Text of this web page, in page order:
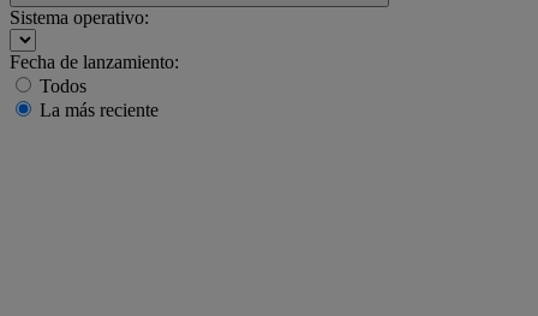
Sistema operativo:
Fecha de lanzamiento:
Todos
La más reciente